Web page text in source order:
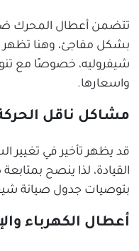
تتضمن أعطال المحرك
بشكل مفاجئ، وهنا
شيفروليه، خصوصًا مع
واسعارها.
مشاكل ناقل
قد يظهر تأخير في تغيير
القيادة، لذا ينصح
بتوصيات جدول صيانة
أعطال الكهرباء